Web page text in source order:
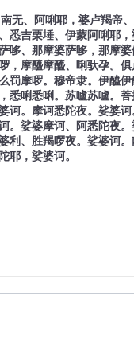
无、阿唎耶，婆卢羯帝
悉吉栗埵、伊蒙阿唎耶
哆、那摩婆萨哆，那摩
，摩醯摩醯、唎驮孕。
罚摩啰。穆帝隶。伊醯
悉唎悉唎。苏嚧苏嚧。
诃。摩诃悉陀夜。娑婆
。娑婆摩诃、阿悉陀夜
利、胜羯啰夜。娑婆诃
耶，娑婆诃。